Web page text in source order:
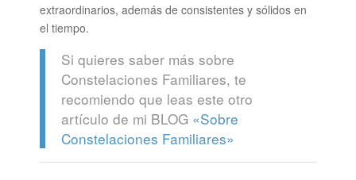
extraordinarios, además de consistentes y sólidos en
el tiempo.
Si quieres saber más sobre
Constelaciones Familiares, te
recomiendo que leas este otro
artículo de mi BLOG «Sobre
Constelaciones Familiares»